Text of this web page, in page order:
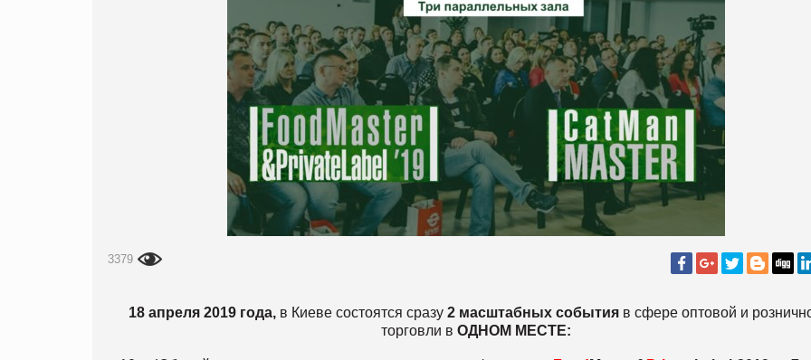
3379
18 апреля 2019 года, в Киеве состоятся сразу2 масштабных события в сфере оптовой и
торговли в ОДНОМ МЕСТЕ: